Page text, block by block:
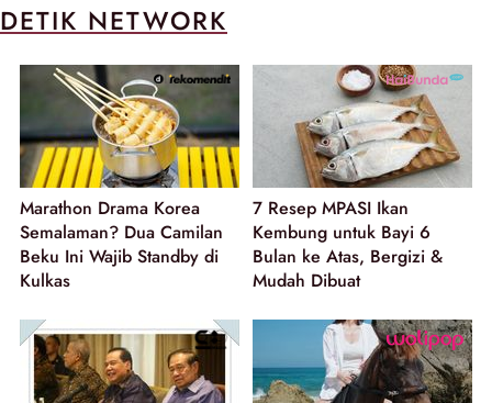
DETIK NETWORK
Marathon Drama Korea
Semalaman? Dua Camilan
Beku Ini Wajib Standby di
Kulkas
7 Resep MPASI Ikan
Kembung untuk Bayi 6
Bulan ke Atas, Bergizi &
Mudah Dibuat